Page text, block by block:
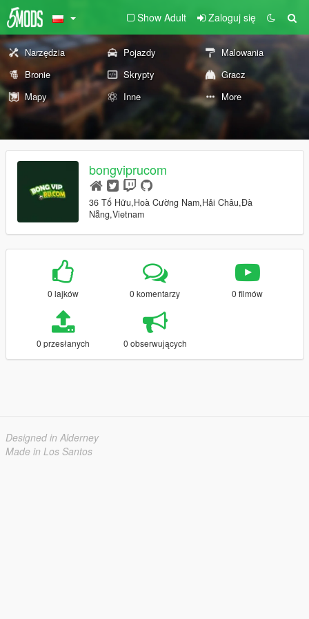
Show Adult Zaloguj się
Narzędzia Pojazdy
Malowania
Bronie
Skrypty
Gracz
Mapy
Inne More
bongviprucom
36 Tố Hữu,Hoà Cường Nam,Hải Châu,Đà
Nẵng,Vietnam
0 lajków 0 komentarzy 0 filmów
0 przesłanych 0 obserwujących
Designed in Alderney
Made in Los Santos